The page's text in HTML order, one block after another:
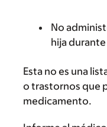
No
hija
Esta no es una
o trastornos que
medicamento.